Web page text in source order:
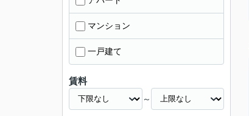
マンション
一戸建て
賃料
～